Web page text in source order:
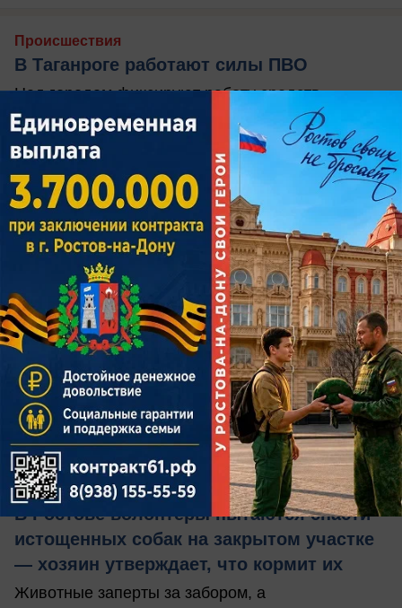
Происшествия
В Таганроге работают силы ПВО
Над городом фиксируют работу средств
противовоздушной обороны
сегодня в 13:52 0
Общество
В Ростове волонтеры пытаются спасти
истощенных собак на закрытом участке
— хозяин утверждает, что кормит их
Животные заперты за забором, а